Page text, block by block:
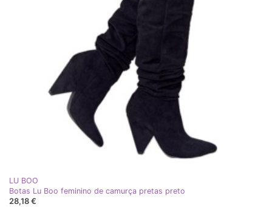
LU BOO
Botas Lu Boo feminino de camurça pretas preto
28,18 €